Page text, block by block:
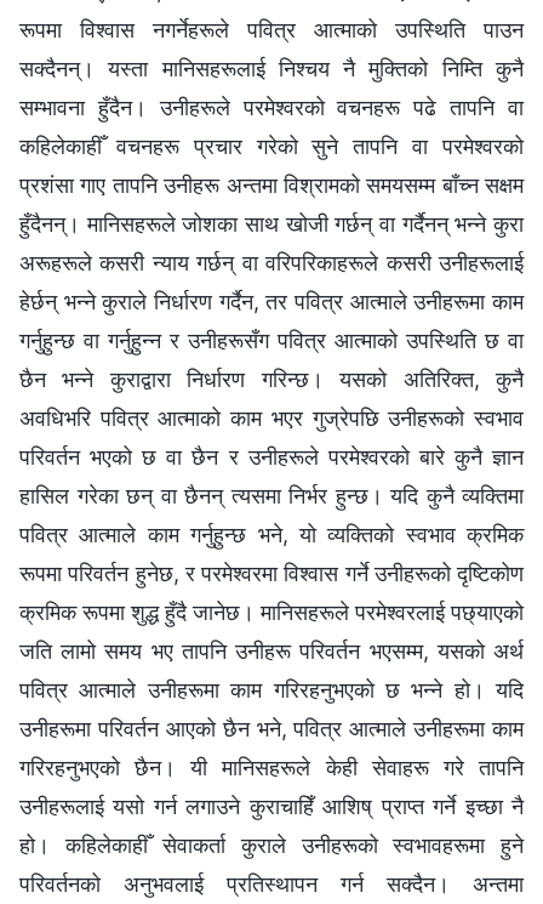
रूपमा विश्‍वास नगर्नेहरूले पवित्र आत्माको उपस्थिति पाउन
सक्दैनन्। यस्ता मानिसहरूलाई निश्‍चय नै मुक्तिको निम्ति कुनै
सम्भावना हुँदैन। उनीहरूले परमेश्‍वरको वचनहरू पढे तापनि वा
कहिलेकाहीँ वचनहरू प्रचार गरेको सुने तापनि वा परमेश्‍वरको
प्रशंसा गाए तापनि उनीहरू अन्तमा विश्रामको समयसम्म बाँच्न सक्षम
हुँदैनन्। मानिसहरूले जोशका साथ खोजी गर्छन् वा गर्दैनन् भन्ने कुरा
अरूहरूले कसरी न्याय गर्छन् वा वरिपरिकाहरूले कसरी उनीहरूलाई
हेर्छन् भन्ने कुराले निर्धारण गर्दैन, तर पवित्र आत्माले उनीहरूमा काम
गर्नुहुन्छ वा गर्नुहुन्न र उनीहरूसँग पवित्र आत्माको उपस्थिति छ वा
छैन भन्ने कुराद्वारा निर्धारण गरिन्छ। यसको अतिरिक्त, कुनै
अवधिभरि पवित्र आत्माको काम भएर गुज्रेपछि उनीहरूको स्वभाव
परिवर्तन भएको छ वा छैन र उनीहरूले परमेश्‍वरको बारे कुनै ज्ञान
हासिल गरेका छन् वा छैनन् त्यसमा निर्भर हुन्छ। यदि कुनै व्यक्तिमा
पवित्र आत्माले काम गर्नुहुन्छ भने, यो व्यक्तिको स्वभाव क्रमिक
रूपमा परिवर्तन हुनेछ, र परमेश्‍वरमा विश्‍वास गर्ने उनीहरूको दृष्टिकोण
क्रमिक रूपमा शुद्ध हुँदै जानेछ। मानिसहरूले परमेश्‍वरलाई पछ्याएको
जति लामो समय भए तापनि उनीहरू परिवर्तन भएसम्म, यसको अर्थ
पवित्र आत्माले उनीहरूमा काम गरिरहनुभएको छ भन्ने हो। यदि
उनीहरूमा परिवर्तन आएको छैन भने, पवित्र आत्माले उनीहरूमा काम
गरिरहनुभएको छैन। यी मानिसहरूले केही सेवाहरू गरे तापनि
उनीहरूलाई यसो गर्न लगाउने कुराचाहिँ आशिष्‌ प्राप्त गर्ने इच्छा नै
हो। कहिलेकाहीँ सेवाकर्ता कुराले उनीहरूको स्वभावहरूमा हुने
परिवर्तनको अनुभवलाई प्रतिस्थापन गर्न सक्दैन। अन्तमा